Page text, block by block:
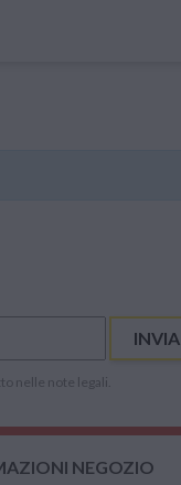
INVIA
nelle note legali.
NEGOZIO